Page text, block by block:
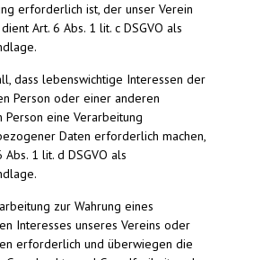
erforderlich ist, der unser Verein
Art. 6 Abs. 1 lit. c DSGVO als
dass lebenswichtige Interessen der
Person oder einer anderen
Person eine Verarbeitung
Daten erforderlich machen,
Abs. 1 lit. d DSGVO als
zur Wahrung eines
Interesses unseres Vereins oder
erforderlich und überwiegen die